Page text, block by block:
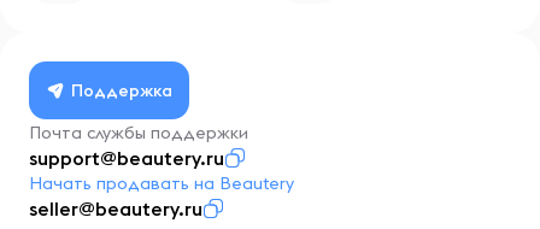
Поддержка
Почта службы поддержки
support@beautery.ru
Начать продавать на Beautery
seller@beautery.ru